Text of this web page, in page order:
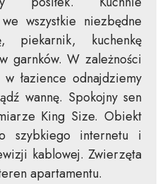
wszystkie niezbędne
piekarnik, kuchenkę
garnków. W zależności
łazience odnajdziemy
wannę. Spokojny sen
King Size. Obiekt
szybkiego internetu i
kablowej. Zwierzęta
apartamentu.